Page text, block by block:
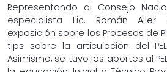
Representando al Consejo
especialista Lic. Román
exposición sobre los Procesos de
tips sobre la articulación del PEL
Asimismo, se tuvo los aportes al